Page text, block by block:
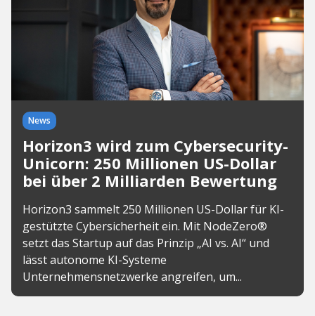
News
Horizon3 wird zum Cybersecurity-
Unicorn: 250 Millionen US-Dollar
bei über 2 Milliarden Bewertung
Horizon3 sammelt 250 Millionen US-Dollar für KI-
gestützte Cybersicherheit ein. Mit NodeZero®
setzt das Startup auf das Prinzip „AI vs. AI“ und
lässt autonome KI-Systeme
Unternehmensnetzwerke angreifen, um...